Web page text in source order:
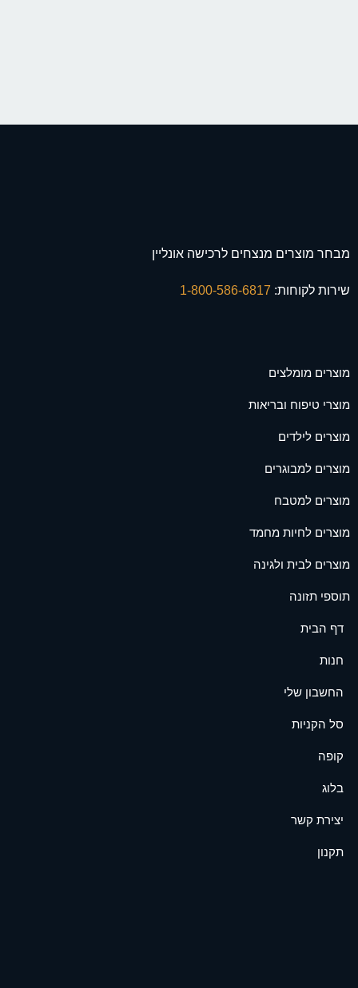
מבחר מוצרים מנצחים לרכישה אונליין
שירות לקוחות:
מוצרים מומלצים
מוצרי טיפוח ובריאות
מוצרים לילדים
מוצרים למבוגרים
מוצרים למטבח
מוצרים לחיות מחמד
מוצרים לבית ולגינה
תוספי תזונה
דף הבית
חנות
החשבון שלי
סל הקניות
קופה
בלוג
יצירת קשר
תקנון